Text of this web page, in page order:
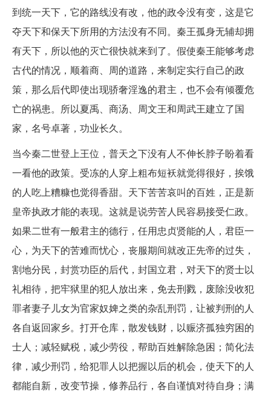
到统一天下，它的路线没有改，他的政令没有变，这是它
夺天下和保天下所用的方法没有不同。秦王孤身无辅却拥
有天下，所以他的灭亡很快就来到了。假使秦王能够考虑
古代的情况，顺着商、周的道路，来制定实行自己的政
策，那么后代即使出现骄奢淫逸的君主，也不会有倾覆危
亡的祸患。所以夏禹、商汤、周文王和周武王建立了国
家，名号卓著，功业长久。
当今秦二世登上王位，普天之下没有人不伸长脖子盼着看
一看他的政策。受冻的人穿上粗布短袄就觉得很好，挨饿
的人吃上糟糠也觉得香甜。天下苦苦哀叫的百姓，正是新
皇帝执政才能的表现。这就是说劳苦人民容易接受仁政。
如果二世有一般君主的德行，任用忠贞贤能的人，君臣一
心，为天下的苦难而忧心，丧服期间就改正先帝的过失，
割地分民，封赏功臣的后代，封国立君，对天下的贤士以
礼相待，把牢狱里的犯人放出来，免去刑戮，废除没收犯
罪者妻子儿女为官家奴婢之类的杂乱刑罚，让被判刑的人
各自返回家乡。打开仓库，散发钱财，以赈济孤独穷困的
士人；减轻赋税，减少劳役，帮助百姓解除急困；简化法
律，减少刑罚，给犯罪人以把握以后的机会，使天下的人
都能自新，改变节操，修养品行，各自谨慎对待自身；满